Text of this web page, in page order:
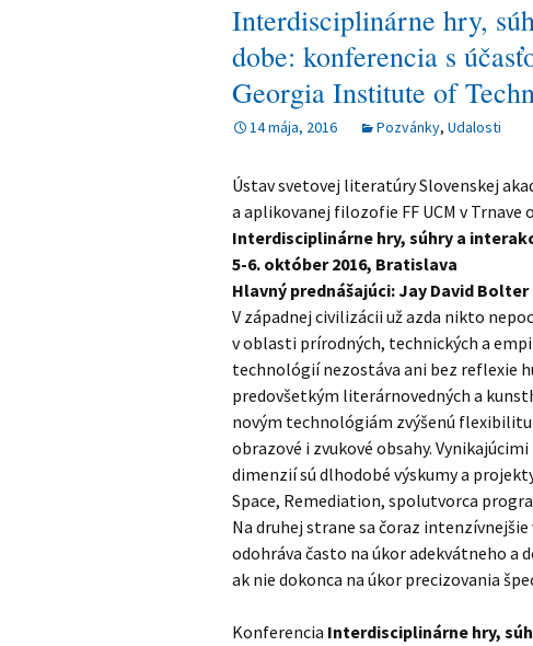
Pracovníčky a
pracovníci
Projekty
História
Zoznam publikácií
ÚSvL SAV, v. v. i.
World Literature
Studies
Interdisciplinárne hry,
dobe: konferencia s
Georgia Institute of
14 mája, 2016 Pozvánky, Udalosti
Ústav svetovej literatúry Slovenskej
a aplikovanej filozofie FF UCM v
Interdisciplinárne hry, súhry a
5-6. október 2016, Bratislava
Hlavný prednášajúci: Jay David
V západnej civilizácii už azda nikto
v oblasti prírodných, technických a
technológií nezostáva ani bez reflexie
predovšetkým literárnovedných a
novým technológiám zvýšenú
obrazové i zvukové obsahy.
dimenzií sú dlhodobé výskumy a
Space, Remediation, spolutvorca
Na druhej strane sa čoraz
odohráva často na úkor adekvátneho
ak nie dokonca na úkor precizovania
Konferencia Interdisciplinárne hry,